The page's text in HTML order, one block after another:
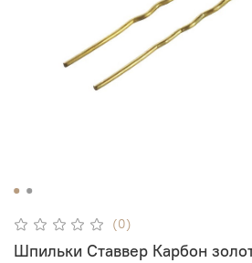
(0)
Шпильки Ставвер Карбон